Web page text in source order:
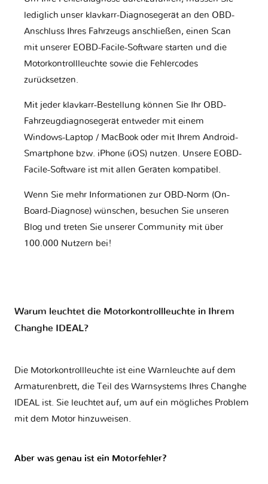
lediglich unser klavkarr-Diagnosegerät an den OBD-
Anschluss Ihres Fahrzeugs anschließen, einen Scan
mit unserer EOBD-Facile-Software starten und die
Motorkontrollleuchte sowie die Fehlercodes
zurücksetzen.
Mit jeder klavkarr-Bestellung können Sie Ihr OBD-
Fahrzeugdiagnosegerät entweder mit einem
Windows-Laptop / MacBook oder mit Ihrem Android-
Smartphone bzw. iPhone (iOS) nutzen. Unsere EOBD-
Facile-Software ist mit allen Geräten kompatibel.
Wenn Sie mehr Informationen zur OBD-Norm (On-
Board-Diagnose) wünschen, besuchen Sie unseren
Blog und treten Sie unserer Community mit über
100.000 Nutzern bei!
Warum leuchtet die Motorkontrollleuchte in Ihrem
Changhe IDEAL?
Die Motorkontrollleuchte ist eine Warnleuchte auf dem
Armaturenbrett, die Teil des Warnsystems Ihres Changhe
IDEAL ist. Sie leuchtet auf, um auf ein mögliches Problem
mit dem Motor hinzuweisen.
Aber was genau ist ein Motorfehler?